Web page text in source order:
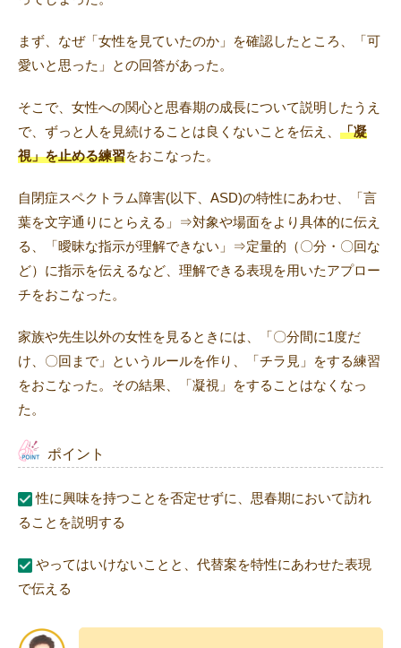
まず、なぜ「女性を見ていたのか」を確認したところ、「可
愛いと思った」との回答があった。
そこで、女性への関心と思春期の成長について説明したうえ
で、ずっと人を見続けることは良くないことを伝え、 「凝
視」を止める練習をおこなった。
自閉症スペクトラム障害(以下、ASD)の特性にあわせ、「言
葉を文字通りにとらえる」⇒対象や場面をより具体的に伝え
る、「曖昧な指示が理解できない」⇒定量的（〇分・〇回な
ど）に指示を伝えるなど、理解できる表現を用いたアプロー
チをおこなった。
家族や先生以外の女性を見るときには、「〇分間に1度だ
け、〇回まで」というルールを作り、「チラ見」をする練習
をおこなった。その結果、「凝視」をすることはなくなっ
た。
ポイント
性に興味を持つことを否定せずに、思春期において訪れ
ることを説明する
やってはいけないことと、代替案を特性にあわせた表現
で伝える